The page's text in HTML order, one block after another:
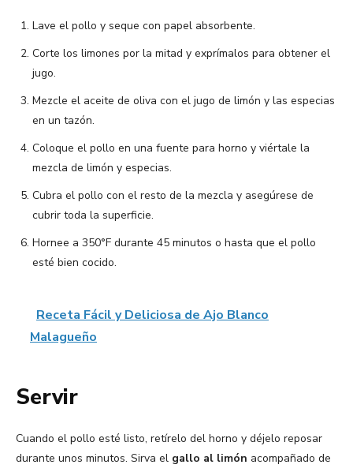
Lave el pollo y seque con papel absorbente.
Corte los limones por la mitad y exprímalos para obtener el
jugo.
Mezcle el aceite de oliva con el jugo de limón y las especias
en un tazón.
Coloque el pollo en una fuente para horno y viértale la
mezcla de limón y especias.
Cubra el pollo con el resto de la mezcla y asegúrese de
cubrir toda la superficie.
Hornee a 350°F durante 45 minutos o hasta que el pollo
esté bien cocido.
Receta Fácil y Deliciosa de Ajo Blanco
Malagueño
Servir
Cuando el pollo esté listo, retírelo del horno y déjelo reposar
durante unos minutos. Sirva el gallo al limón acompañado de